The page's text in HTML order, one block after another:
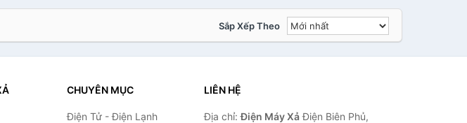
Sắp Xếp Theo
CHUYÊN MỤC
Điện Tử - Điện Lạnh
LIÊN HỆ
Địa chỉ:Điện Máy XảĐiện Biên Phủ,